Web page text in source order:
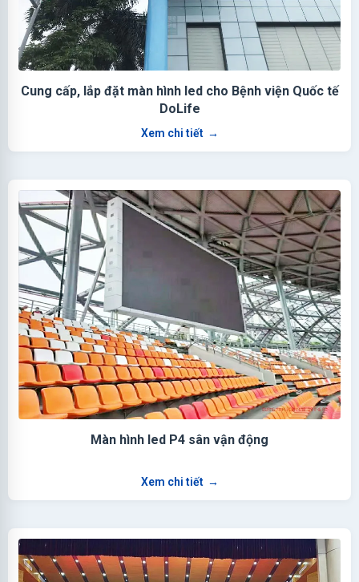
Cung cấp, lắp đặt màn hình led cho Bệnh viện Quốc tế
DoLife
Xem chi tiết →
Màn hình led P4 sân vận động
Xem chi tiết →